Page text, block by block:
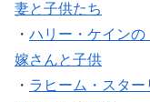
妻と子供たち
・ ハリー・ケイン
嫁さんと子供
・ ラヒーム・スタ